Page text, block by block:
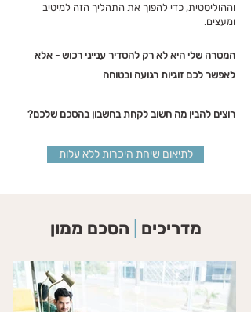
וההוליסטית, כדי להפוך את התהליך הזה למיטיב
ומעצים.
המטרה שלי היא לא רק להסדיר ענייני רכוש - אלא
לאפשר לכם זוגיות רגועה ובטוחה
רוצים להבין מה חשוב לקחת בחשבון בהסכם שלכם?
לתיאום שיחת היכרות ללא עלות
מדריכים הסכם ממון